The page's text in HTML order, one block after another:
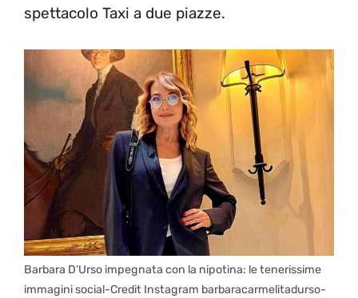
spettacolo Taxi a due piazze.
Barbara D’Urso impegnata con la nipotina: le tenerissime
immagini social-Credit Instagram barbaracarmelitadurso-